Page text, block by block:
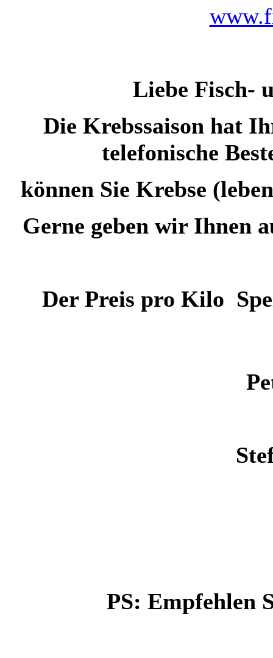
Liebe Fisch-
Die Krebssaison hat
telefonische
können Sie Krebse
Gerne geben wir Ihnen
Der Preis pro Kilo
PS: Empfehlen